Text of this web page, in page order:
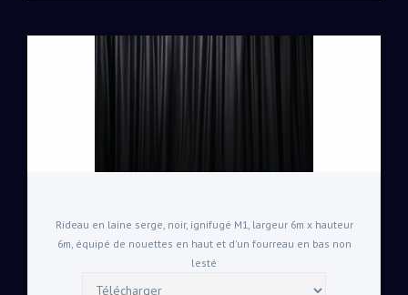
Rideau en laine serge, noir, ignifugé M1, largeur 6m x hauteur
6m, équipé de nouettes en haut et d'un fourreau en bas non
lesté